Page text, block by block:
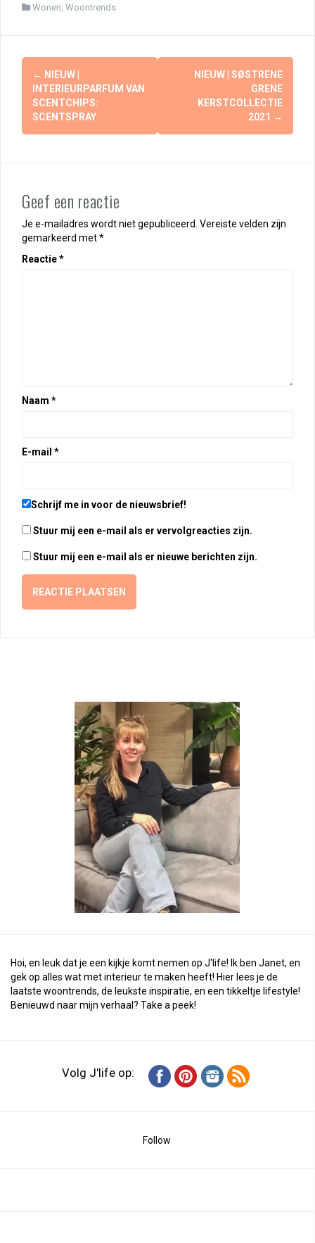
Wonen Woontrends
Berichtnavigatie
← NIEUW |
INTERIEURPARFUM VAN
SCENTCHIPS:
SCENTSPRAY
NIEUW | SØSTRENE
GRENE
KERSTCOLLECTIE
2021 →
Geef een reactie
Je e-mailadres wordt niet gepubliceerd. Vereiste velden zijn
gemarkeerd met*
Reactie*
Naam *
E-mail *
Schrijf me in voor de nieuwsbrief!
Stuur mij een e-mail als er vervolgreacties zijn.
Stuur mij een e-mail als er nieuwe berichten zijn.
Hoi, en leuk dat je een kijkje komt nemen op J'life! Ik ben Janet, en
gek op alles wat met interieur te maken heeft! Hier lees je de
laatste woontrends, de leukste inspiratie, en een tikkeltje lifestyle!
Benieuwd naar mijn verhaal? Take a peek!
Volg J'life op:
Follow